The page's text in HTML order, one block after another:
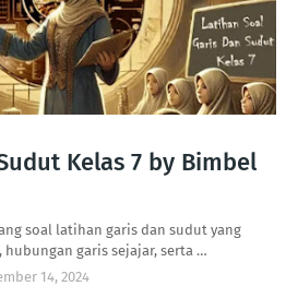
Kelas 7 by Bimbel
soal latihan garis dan sudut yang
garis sejajar, serta …
14, 2024